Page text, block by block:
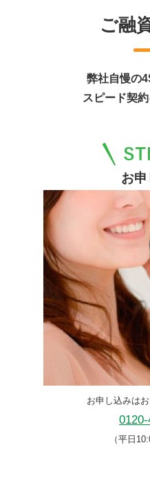
ご融
弊社自慢の
スピード契
お
お申し込みは
（平日